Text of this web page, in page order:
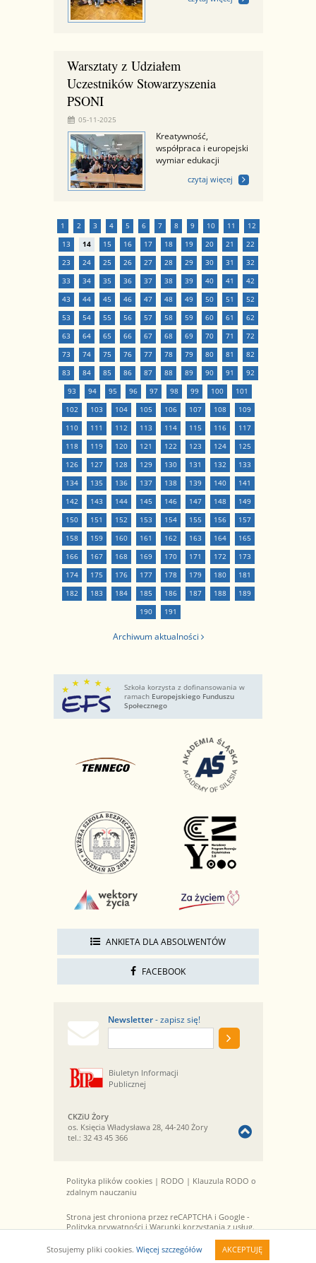
Warsztaty z Udziałem
Uczestników Stowarzyszenia
PSONI
05-11-2025
Kreatywność,
współpraca i europejski
wymiar edukacji
czytaj więcej
1 2 3 4 5 6 7 8 9 10 11
12
13
14 15 16 17 18 19 20 21
22
23
24 25 26 27 28 29 30 31
32
33
34 35 36 37 38 39 40 41
42
43
44 45 46 47 48 49 50 51
52
53
54 55 56 57 58 59 60 61
62
63
64 65 66 67 68 69 70 71
72
73
74 75 76 77 78 79 80 81
82
83
84 85 86 87 88 89 90 91
92
93
94 95 96 97 98 99 100
101
102
103 104 105 106 107 108
109
110
111 112 113 114 115 116
117
118
119 120 121 122 123 124
125
126
127 128 129 130 131 132
133
134
135 136 137 138 139 140
141
142
143 144 145 146 147 148
149
150
151 152 153 154 155 156
157
158
159 160 161 162 163 164
165
166
167 168 169 170 171 172
173
174
175 176 177 178 179 180
181
182
183 184 185 186 187 188
189
190
191
Archiwum aktualności
Szkoła korzysta z dofinansowania w
ramach Europejskiego Funduszu
Społecznego
ANKIETA DLA ABSOLWENTÓW
FACEBOOK
Newsletter- zapisz się!
Biuletyn Informacji
Publicznej
CKZiU Żory
os. Księcia Władysława 28, 44-240 Żory
tel.: 32 43 45 366
Polityka plików cookies | RODO | Klauzula RODO o
zdalnym nauczaniu
Strona jest chroniona przez reCAPTCHA i Google -
Polityka prywatności i Warunki korzystania z usług.
© 2013-2026 CKZiU Żory. Wszelkie prawa
zastrzeżone. Realizacja: qbic studio
Stosujemy pliki cookies. Więcej szczegółów AKCEPTUJĘ